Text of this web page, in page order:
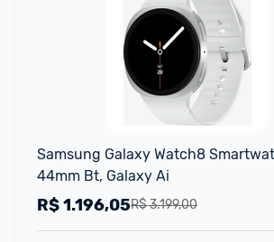
Samsung Galaxy Watch8
44mm Bt, Galaxy Ai
R$ 3.199,00
R$1.196,05